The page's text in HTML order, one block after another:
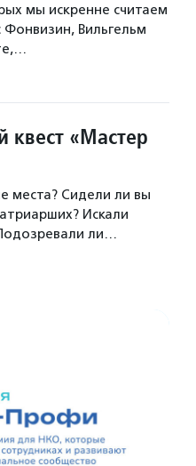
мы искренне считаем
Вильгельм
квест «Мастер
места? Сидели ли вы
Искали
ли…